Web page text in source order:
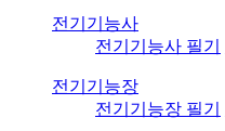
전기기능사
전기기능사 필기
전기기능장
전기기능장 필기